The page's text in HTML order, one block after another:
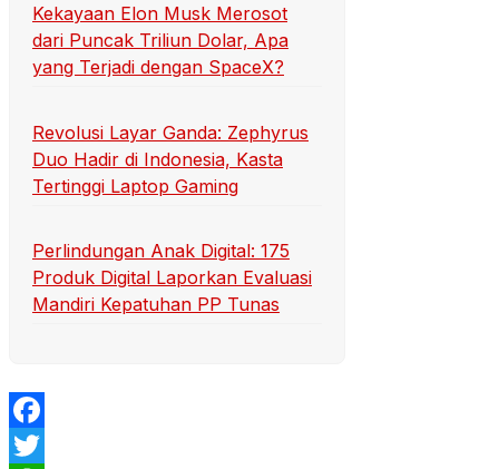
Kekayaan Elon Musk Merosot
dari Puncak Triliun Dolar, Apa
yang Terjadi dengan SpaceX?
Revolusi Layar Ganda: Zephyrus
Duo Hadir di Indonesia, Kasta
Tertinggi Laptop Gaming
Perlindungan Anak Digital: 175
Produk Digital Laporkan Evaluasi
Mandiri Kepatuhan PP Tunas
Facebook